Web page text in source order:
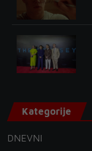
Kategorije
DNEVNI